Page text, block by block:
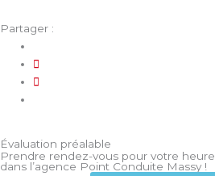
Partager :
Évaluation préalable
Prendre rendez-vous pour votre heure
dans l’agence Point Conduite Massy !